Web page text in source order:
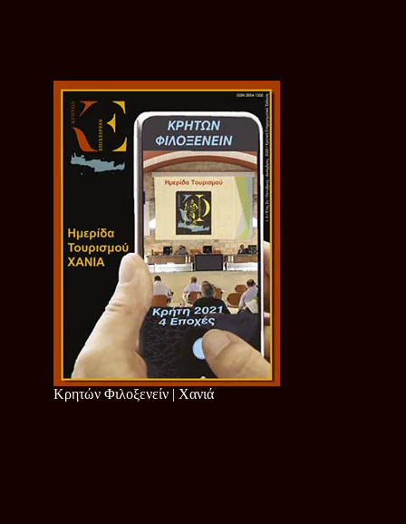
Κρητών Φιλοξενείν | Χανιά